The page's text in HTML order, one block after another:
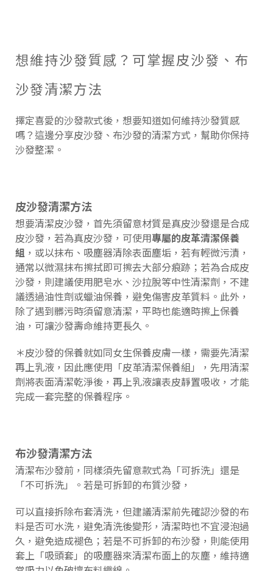
想維持沙發質感？可掌握皮沙發、布
沙發清潔方法
擇定喜愛的沙發款式後，想要知道如何維持沙發質感
嗎？這邊分享皮沙發、布沙發的清潔方式，幫助你保持
沙發整潔。
皮沙發清潔方法
想要清潔皮沙發，首先須留意材質是真皮沙發還是合成
皮沙發，若為真皮沙發，可使用專屬的皮革清潔保養
組 ，或以抹布、吸塵器清除表面塵垢，若有輕微污漬，
通常以微濕抹布擦拭即可擦去大部分痕跡；若為合成皮
沙發，則建議使用肥皂水、沙拉脫等中性清潔劑，不建
議透過油性劑或蠟油保養，避免傷害皮革質料。此外，
除了遇到髒污時須留意清潔，平時也能適時擦上保養
油，可讓沙發壽命維持更長久。
＊皮沙發的保養就如同女生保養皮膚一樣，需要先清潔
再上乳液，因此應使用「皮革清潔保養組」，先用清潔
劑將表面清潔乾淨後，再上乳液讓表皮靜置吸收，才能
完成一套完整的保養程序。
布沙發清潔方法
清潔布沙發前，同樣須先留意款式為「可拆洗」還是
「不可拆洗」。若是可拆卸的布質沙發，
可以直接拆除布套清洗，但建議清潔前先確認沙發的布
料是否可水洗，避免清洗後變形，清潔時也不宜浸泡過
久，避免造成褪色；若是不可拆卸的布沙發，則能使用
套上「吸頭套」的吸塵器來清潔布面上的灰塵，維持適